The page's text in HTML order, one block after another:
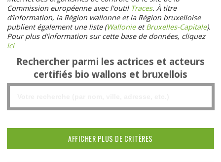
Commission européenne avec l'outil Traces. À titre
d’information, la Région wallonne et la Région bruxelloise
publient également une liste (WallonieetBruxelles-Capitale).
Pour plus d'information sur cette base de données, cliquez
ici
Rechercher parmi les actrices et acteurs
certifiés bio wallons et bruxellois
AFFICHER PLUS DE CRITÈRES